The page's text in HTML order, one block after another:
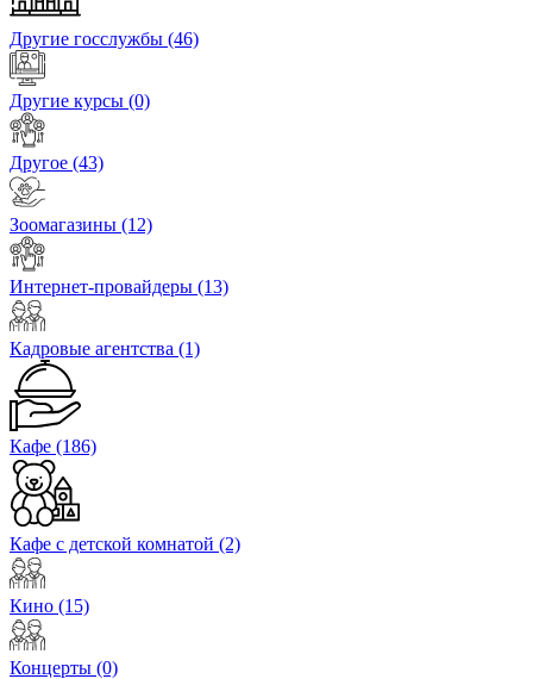
Другие госслужбы (46)
Другие курсы (0)
Другое (43)
Зоомагазины (12)
Интернет-провайдеры (13)
Кадровые агентства (1)
Кафе (186)
Кафе с детской комнатой (2)
Кино (15)
Концерты (0)